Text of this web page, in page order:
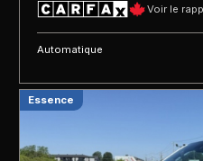
Voir le
Automatique
Essence